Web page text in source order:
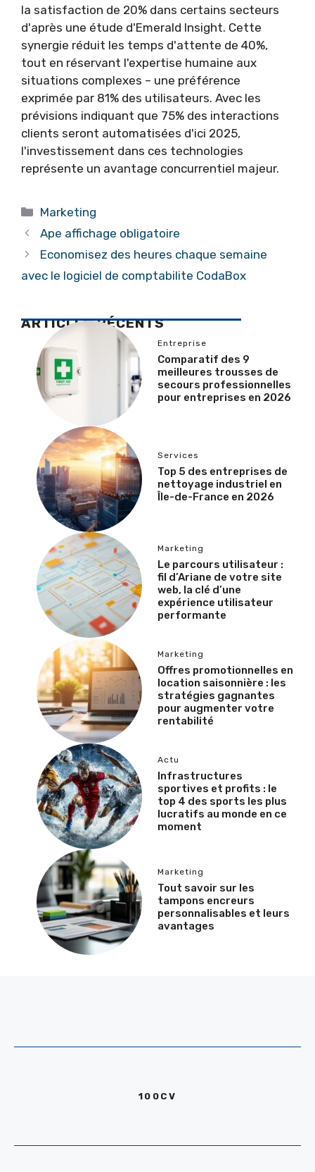
la satisfaction de 20% dans certains secteurs
d'après une étude d'Emerald Insight. Cette
synergie réduit les temps d'attente de 40%,
tout en réservant l'expertise humaine aux
situations complexes – une préférence
exprimée par 81% des utilisateurs. Avec les
prévisions indiquant que 75% des interactions
clients seront automatisées d'ici 2025,
l'investissement dans ces technologies
représente un avantage concurrentiel majeur.
Catégories
Marketing
Ape affichage obligatoire
Economisez des heures chaque semaine
avec le logiciel de comptabilite CodaBox
ARTICLES RÉCENTS
Entreprise
Comparatif des 9
meilleures trousses de
secours professionnelles
pour entreprises en 2026
Services
Top 5 des entreprises de
nettoyage industriel en
Île-de-France en 2026
Marketing
Le parcours utilisateur :
fil d’Ariane de votre site
web, la clé d’une
expérience utilisateur
performante
Marketing
Offres promotionnelles en
location saisonnière : les
stratégies gagnantes
pour augmenter votre
rentabilité
Actu
Infrastructures
sportives et profits : le
top 4 des sports les plus
lucratifs au monde en ce
moment
Marketing
Tout savoir sur les
tampons encreurs
personnalisables et leurs
avantages
100CV